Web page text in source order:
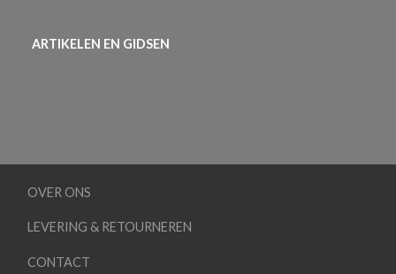
ARTIKELEN EN GIDSEN
OVER ONS
LEVERING & RETOURNEREN
CONTACT